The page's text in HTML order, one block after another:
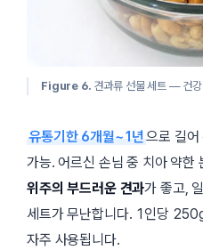
Figure 6. 견과류 선물 세트 — 건
유통기한 6개월~1년 으로 길
가능. 어르신 손님 중 치아 약한
위주의 부드러운 견과가 좋고,
세트가 무난합니다. 1인당
자주 사용됩니다.